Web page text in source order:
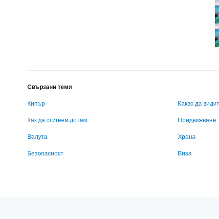
Свързани теми
Кипър
Какво да
Как да стигнем дотам
Придвижване
Валута
Храна
Безопасност
Виза